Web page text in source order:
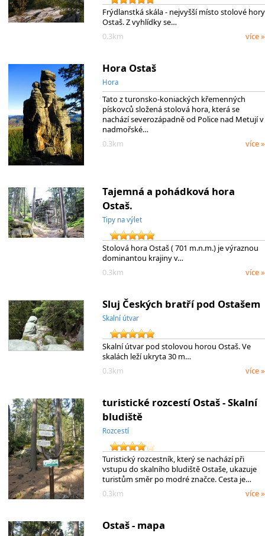
Frýdlanstká skála - nejvyšší místo stolové hory
Ostaš. Z vyhlídky se…
0.3km
více »
Hora Ostaš
Hora
Tato z turonsko-koniackých křemenných
pískovců složená stolová hora, která se
nachází severozápadně od Police nad Metují v
nadmořské…
0.3km
více »
Tajemná a pohádková hora
Ostaš.
Tipy na výlet
Stolová hora Ostaš ( 701 m.n.m.) je výraznou
dominantou krajiny v…
0.3km
více »
Sluj Českých bratří pod Ostašem
Skalní útvar
Skalní útvar pod stolovou horou Ostaš. Ve
skalách leží ukryta 30 m…
0.3km
více »
turistické rozcestí Ostaš - Skalní
bludiště
Rozcestí
Turistický rozcestník, který se nachází při
vstupu do skalního bludiště Ostaše, ukazuje
turistům směr po modré značce. Cesta je…
0.3km
více »
Ostaš - mapa